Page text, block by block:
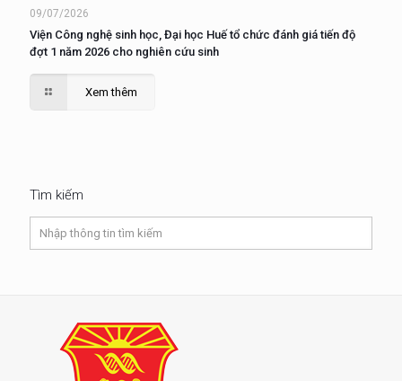
09/07/2026
Viện Công nghệ sinh học, Đại học Huế tổ chức đánh giá tiến độ
đợt 1 năm 2026 cho nghiên cứu sinh
Xem thêm
Tìm kiếm